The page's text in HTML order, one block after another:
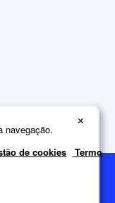
×
navegação.
de cookies
Termo